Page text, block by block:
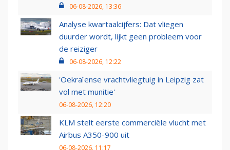
06-08-2026, 13:36
Analyse kwartaalcijfers: Dat vliegen
duurder wordt, lijkt geen probleem voor
de reiziger
06-08-2026, 12:22
'Oekraïense vrachtvliegtuig in Leipzig zat
vol met munitie'
06-08-2026, 12:20
KLM stelt eerste commerciële vlucht met
Airbus A350-900 uit
06-08-2026, 11:17